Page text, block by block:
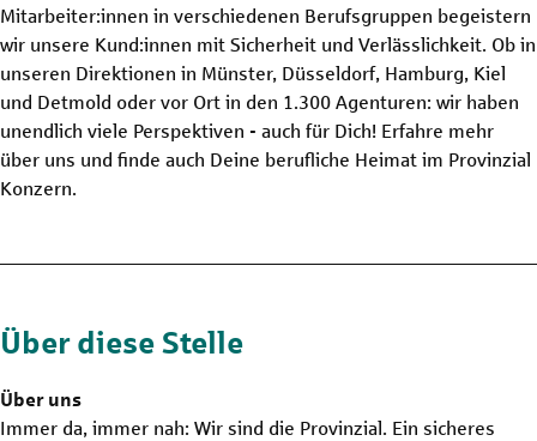
Mitarbeiter:innen in verschiedenen Berufsgruppen begeistern
wir unsere Kund:innen mit Sicherheit und Verlässlichkeit. Ob in
unseren Direktionen in Münster, Düsseldorf, Hamburg, Kiel
und Detmold oder vor Ort in den 1.300 Agenturen: wir haben
unendlich viele Perspektiven - auch für Dich! Erfahre mehr
über uns und finde auch Deine berufliche Heimat im Provinzial
Konzern.
Über diese Stelle
Über uns
Immer da, immer nah: Wir sind die Provinzial. Ein sicheres